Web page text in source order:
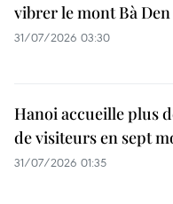
vibrer le mont Bà
31/07/2026 03:30
Hanoi accueille plus
de visiteurs en sept
31/07/2026 01:35